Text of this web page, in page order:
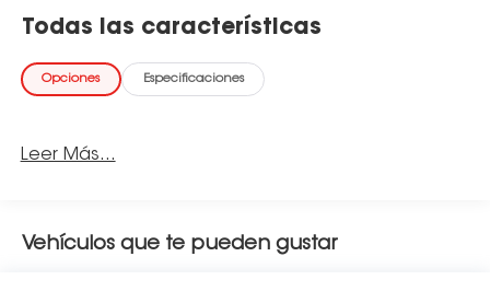
Todas las características
Opciones Especificaciones
Leer Más...
Vehículos que te pueden gustar